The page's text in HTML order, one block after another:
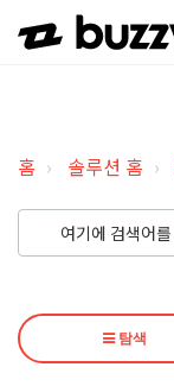
홈 솔루션 홈
탐색